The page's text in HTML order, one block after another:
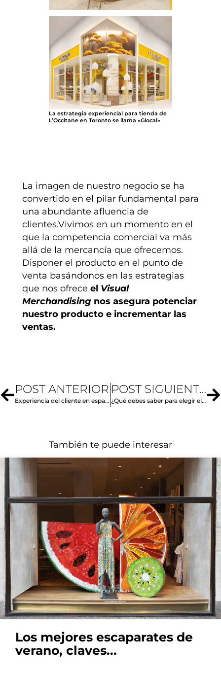
La estrategia experiencial para tienda de
L’Occitane en Toronto se llama «Glocal»
La imagen de nuestro negocio se ha
convertido en el pilar fundamental para
una abundante afluencia de
clientes.Vivimos en un momento en el
que la competencia comercial va más
allá de la mercancía que ofrecemos.
Disponer el producto en el punto de
venta basándonos en las estrategias
que nos ofrece el Visual
Merchandisingnos asegura potenciar
nuestro producto e incrementar las
ventas.
POST ANTERIOR
Experiencia del cliente en espacios comerciales
POST SIGUIENTE
¿Qué debes saber para elegir el mobiliario perfecto para un evento?
También te puede interesar
Los mejores escaparates de
verano, claves...